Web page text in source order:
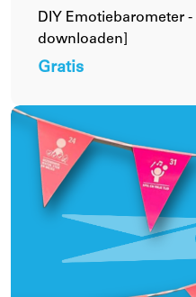
DIY Emotiebarometer
downloaden]
Gratis